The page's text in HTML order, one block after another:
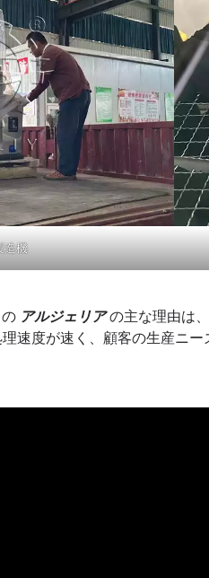
造機
アルジェリアの主な理由は、
速度が速く、顧客の生産ニ